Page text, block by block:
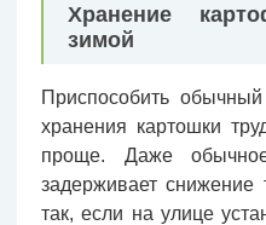
Хранение
зимой
Приспособить
хранения картошки
проще. Даже обычное
задерживает снижение
так, если на улице